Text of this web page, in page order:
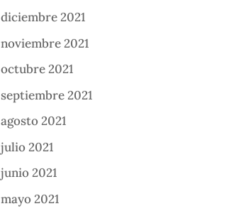
diciembre 2021
noviembre 2021
octubre 2021
septiembre 2021
agosto 2021
julio 2021
junio 2021
mayo 2021